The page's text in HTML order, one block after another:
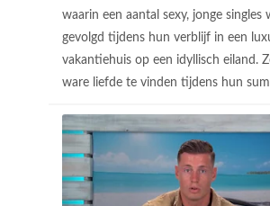
waarin een aantal sexy, jonge singles
gevolgd tijdens hun verblijf in een
vakantiehuis op een idyllisch eiland.
ware liefde te vinden tijdens hun